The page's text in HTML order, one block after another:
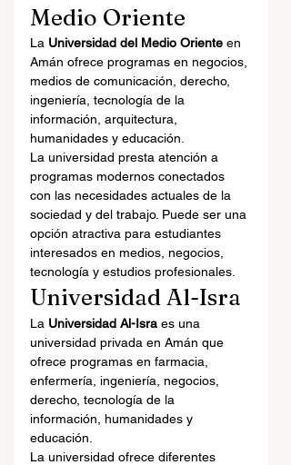
Medio Oriente
La Universidad del Medio Oriente en
Amán ofrece programas en negocios,
medios de comunicación, derecho,
ingeniería, tecnología de la
información, arquitectura,
humanidades y educación.
La universidad presta atención a
programas modernos conectados
con las necesidades actuales de la
sociedad y del trabajo. Puede ser una
opción atractiva para estudiantes
interesados en medios, negocios,
tecnología y estudios profesionales.
Universidad Al-Isra
La Universidad Al-Isra es una
universidad privada en Amán que
ofrece programas en farmacia,
enfermería, ingeniería, negocios,
derecho, tecnología de la
información, humanidades y
educación.
La universidad ofrece diferentes